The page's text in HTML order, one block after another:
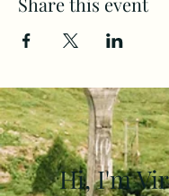
Hi, I'm